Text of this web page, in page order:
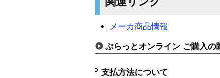
メーカ商品情報
ぷらっとオンライン ご購入の
支払方法について